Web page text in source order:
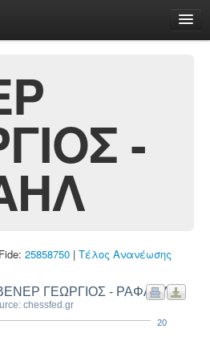
-
25858750 | Τέλος Ανανέωσης
ΒΕΝΕΡ ΓΕΩΡΓΙΟΣ - ΡΑΦΑΗΛ
chessfed.gr
20